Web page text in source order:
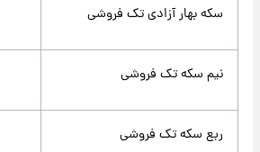
سکه بهار آزادی تک فروشی
نیم سکه تک فروشی
ربع سکه تک فروشی